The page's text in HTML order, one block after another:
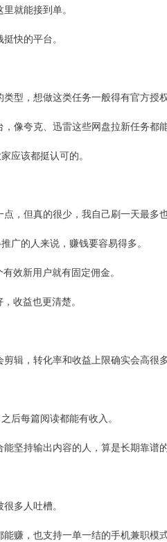
就能接到单。
快的平台。
型，想做这类任务一般得有官方授权
像夸克、迅雷这些网盘拉新任务都
应该都挺认可的。
，但真的很少，我自己刷一天最多
广的人来说，赚钱要容易得多。
效新用户就有固定佣金。
收益也更清楚。
辑，转化率和收益上限确实会高很多
后每篇阅读都能有收入。
坚持输出内容的人，算是长期靠谱的
多人吐槽。
赚，也支持一单一结的手机兼职模